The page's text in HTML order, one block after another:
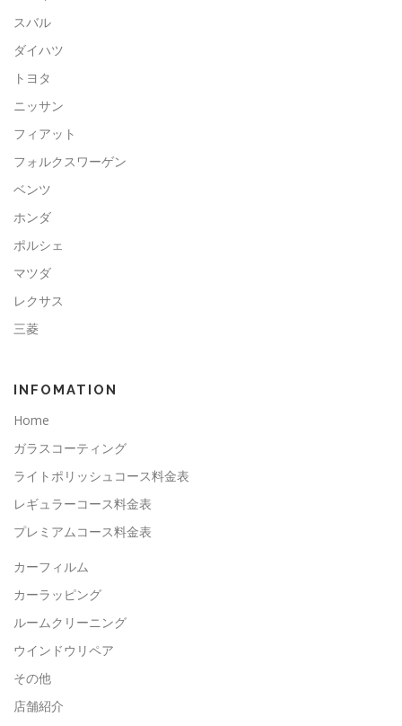
スバル
ダイハツ
トヨタ
ニッサン
フィアット
フォルクスワーゲン
ベンツ
ホンダ
ポルシェ
マツダ
レクサス
三菱
INFOMATION
Home
ガラスコーティング
ライトポリッシュコース料金表
レギュラーコース料金表
プレミアムコース料金表
カーフィルム
カーラッピング
ルームクリーニング
ウインドウリペア
その他
店舗紹介